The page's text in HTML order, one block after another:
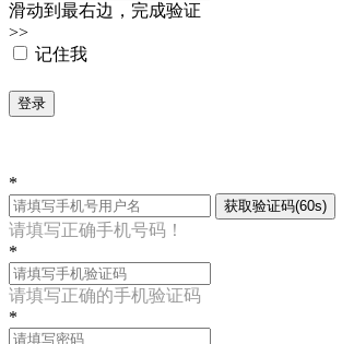
滑动到最右边，完成验证
>>
记住我
登录
*
获取验证码(60s)
请填写正确手机号码！
*
请填写正确的手机验证码
*